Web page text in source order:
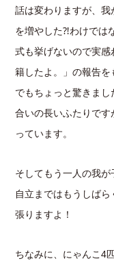
話は変わりますが、
を増やした⁈わけでは
式も挙げないので実感
籍したよ。」の報告
でもちょっと驚きま
合いの長いふたりで
っています。
そしてもう一人の我が
自立まではもうしば
張りますよ！
ちなみに、にゃんこ4